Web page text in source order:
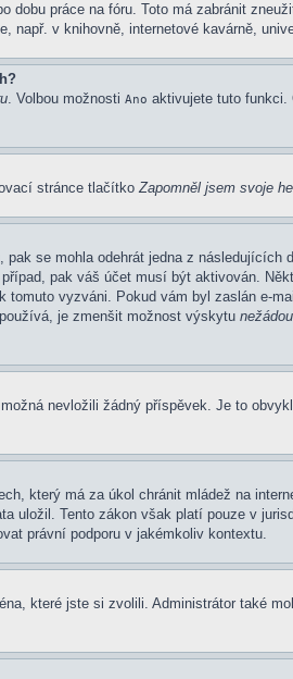
dobu práce na fóru. Toto má zabránit
např. v knihovně, internetové kavárně,
. Volbou možnosti Ano aktivujete tuto funkci.
stránce tlačítkoZapomněl jsem svoje
se mohla odehrát jedna z
pak váš účet musí být aktivován.
vyzváni. Pokud vám byl zaslán e-
je zmenšit možnost výskytu
nevložili žádný příspěvek. Je to
který má za úkol chránit mládež na
uložil. Tento zákon však platí pouze v
právní podporu v jakémkoliv kontextu.
které jste si zvolili. Administrátor také